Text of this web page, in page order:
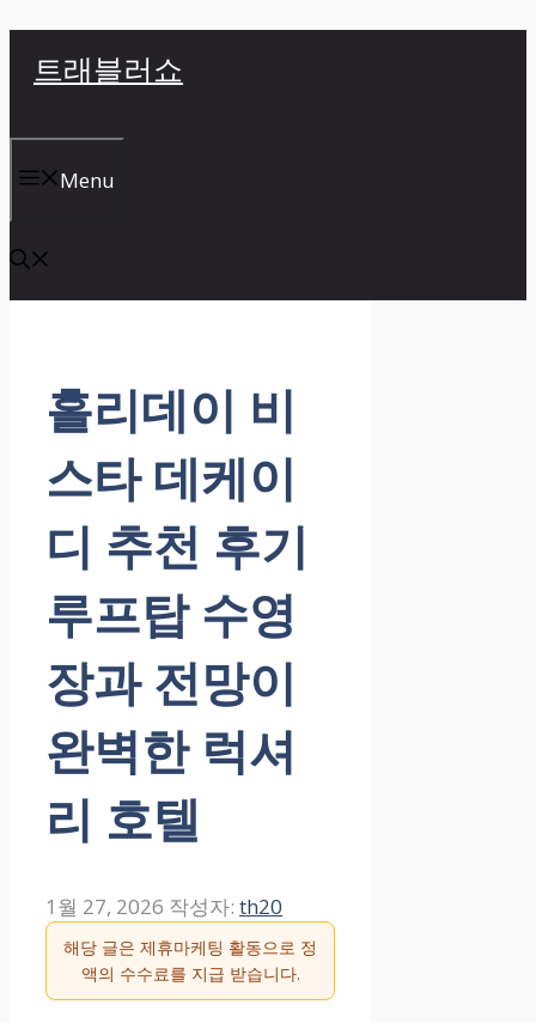
너
뛰
기
트래블러쇼
Menu
홀리데이 비
스타 데케이
디 추천 후기
루프탑 수영
장과 전망이
완벽한 럭셔
리 호텔
1월 27, 2026 작성자: th20
해당 글은 제휴마케팅 활동으로 정
액의 수수료를 지급 받습니다.